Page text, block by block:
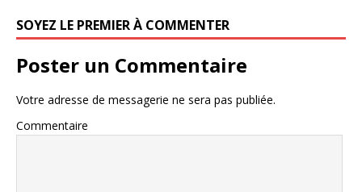
SOYEZ LE PREMIER À COMMENTER
Poster un Commentaire
Votre adresse de messagerie ne sera pas publiée.
Commentaire